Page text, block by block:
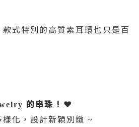
式特別的高質素耳環也只是百
的串珠 ! ❤
化，設計新穎別緻 ~